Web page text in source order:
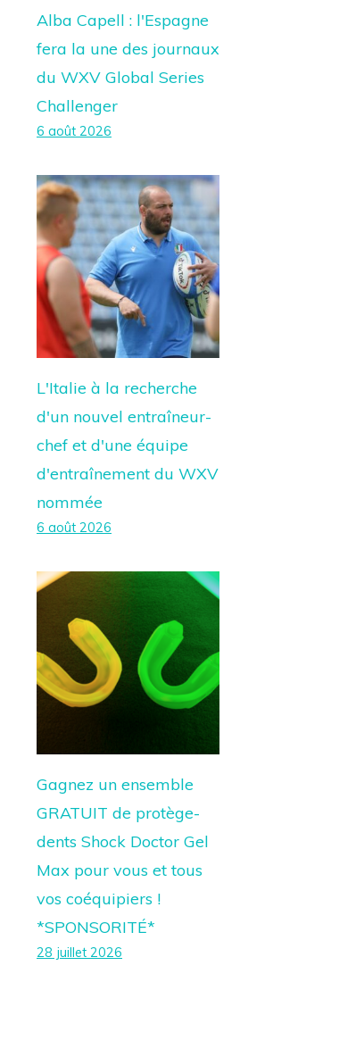
Alba Capell : l'Espagne
fera la une des journaux
du WXV Global Series
Challenger
6 août 2026
L'Italie à la recherche
d'un nouvel entraîneur-
chef et d'une équipe
d'entraînement du WXV
nommée
6 août 2026
Gagnez un ensemble
GRATUIT de protège-
dents Shock Doctor Gel
Max pour vous et tous
vos coéquipiers !
*SPONSORITÉ*
28 juillet 2026